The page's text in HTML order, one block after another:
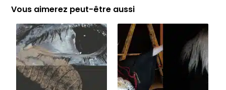
Vous aimerez peut-être aussi